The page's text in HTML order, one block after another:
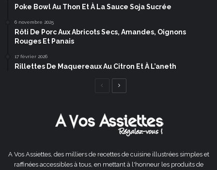
Poke Bowl Au Thon Et À La Sauce Soja Sucrée
6 novembre 2025
Rôti De Porc Aux Abricots Secs, Amandes, Oignons
Rouges Et Panais
17 février 2026
Rillettes De Maquereaux Au Citron Et À L’aneth
Page
A Vos Assiettes, des milliers de recettes de cuisine illustrées simples et
raffinées accessibles à tous, en mettant à l'honneur les produits de